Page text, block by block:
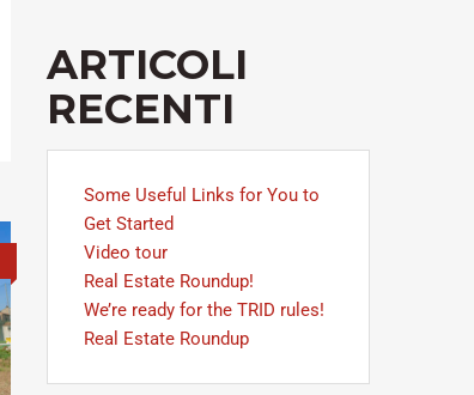
ARTICOLI
RECENTI
Some Useful Links for You to
Get Started
Video tour
Real Estate Roundup!
We’re ready for the TRID rules!
Real Estate Roundup